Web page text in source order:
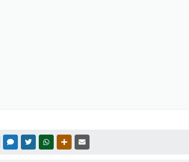
FACEBOOKMESSENGER
TWITTERWHATSAPPOUTRAS MÍDIAS